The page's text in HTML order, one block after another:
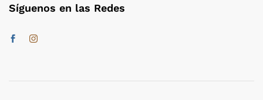
Síguenos en las Redes